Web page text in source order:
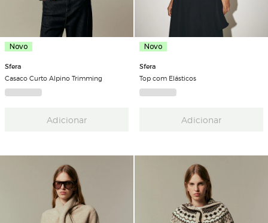
Novo
Sfera
Casaco Curto Alpino Trimming
Adicionar
Novo
Sfera
Top com Elásticos
Adicionar